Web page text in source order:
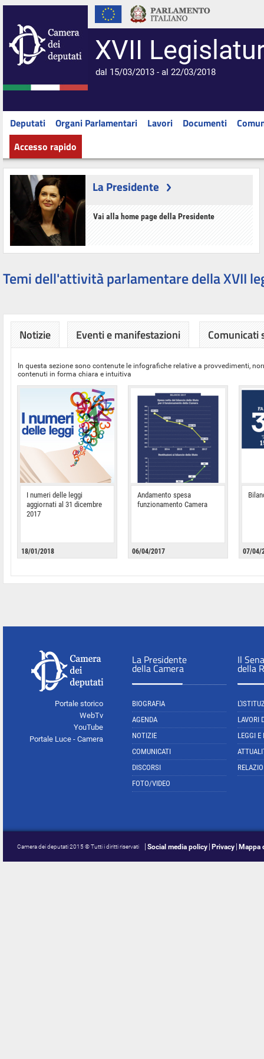
XVII
dal 15/03/2013 - al 22/03/2018
Deputati Organi Parlamentari Lavori Documenti
Accesso rapido
La Presidente
Vai alla home page della Presidente
Temi dell'attività parlamentare della XVII
Notizie Eventi e manifestazioni Comunicati
In questa sezione sono contenute le infografiche relative a provvedimenti,
contenuti in forma chiara e intuitiva
I numeri delle leggi
aggiornati al 31 dicembre
2017
18/01/2018
Andamento spesa
funzionamento Camera
06/04/2017 07/04/
Portale storico
WebTv
YouTube
Portale Luce - Camera
La Presidente
della Camera
BIOGRAFIA
AGENDA
NOTIZIE
COMUNICATI
DISCORSI
FOTO/VIDEO
Il
della
LAVORI
LEGGI E
Camera dei deputati 2015 © Tutti i diritti riservati Social media policy Privacy Mappa